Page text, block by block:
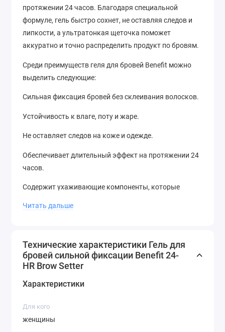
протяжении 24 часов. Благодаря специальной
формуле, гель быстро сохнет, не оставляя следов и
липкости, а ультратонкая щеточка поможет
аккуратно и точно распределить продукт по бровям.
Среди преимуществ геля для бровей Benefit можно
выделить следующие:
Сильная фиксация бровей без склеивания волосков.
Устойчивость к влаге, поту и жаре.
Не оставляет следов на коже и одежде.
Обеспечивает длительный эффект на протяжении 24
часов.
Содержит ухаживающие компоненты, которые
Гель для бровей Benefit 24-Hour Brow Setter станет
незаменимым помощником для тех, кто хочет
выглядеть безупречно каждый день.
Читать дальше
Технические характеристики Гель для
бровей сильной фиксации Benefit 24-
HR Brow Setter
Характеристики
Для кого
женщины